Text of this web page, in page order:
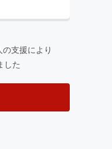
の支援により
した